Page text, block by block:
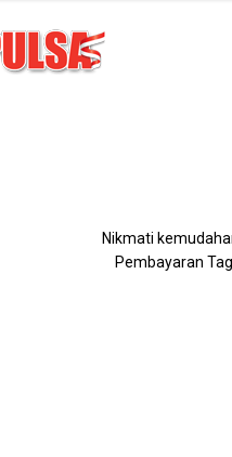
Nikmati
Pembayaran